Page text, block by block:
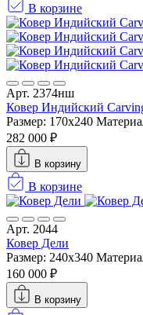
В корзине
Арт. 2374нш
Ковер Индийский
Размер: 170x240
282 000 ₽
В корзину
В корзине
Арт. 2044
Ковер Дели
Размер: 240x340
160 000 ₽
В корзину